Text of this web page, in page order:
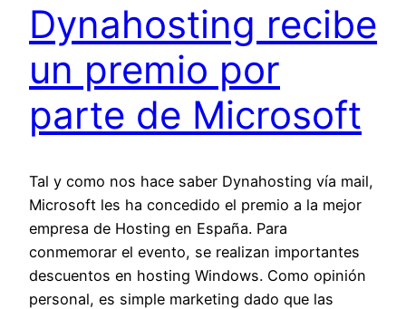
Dynahosting recibe
un premio por
parte de Microsoft
Tal y como nos hace saber Dynahosting vía mail,
Microsoft les ha concedido el premio a la mejor
empresa de Hosting en España. Para
conmemorar el evento, se realizan importantes
descuentos en hosting Windows. Como opinión
personal, es simple marketing dado que las